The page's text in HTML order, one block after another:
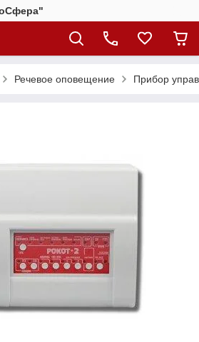
Речевое оповещение Прибор